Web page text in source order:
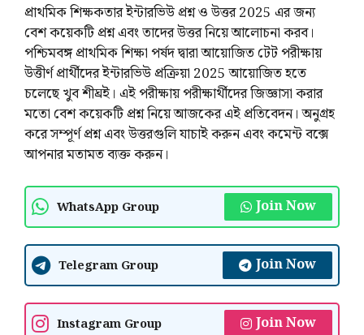
প্রাথমিক শিক্ষকতার ইন্টারভিউ প্রশ্ন ও উত্তর 2025 এর জন্য
বেশ কয়েকটি প্রশ্ন এবং তাদের উত্তর নিয়ে আলোচনা করব।
পশ্চিমবঙ্গ প্রাথমিক শিক্ষা পর্ষদ দ্বারা আয়োজিত টেট পরীক্ষায়
উত্তীর্ণ প্রার্থীদের ইন্টারভিউ প্রক্রিয়া 2025 আয়োজিত হতে
চলেছে খুব শীঘ্রই। এই পরীক্ষায় পরীক্ষার্থীদের জিজ্ঞাসা করার
মতো বেশ কয়েকটি প্রশ্ন নিয়ে আজকের এই প্রতিবেদন। অনুগ্রহ
করে সম্পূর্ণ প্রশ্ন এবং উত্তরগুলি যাচাই করুন এবং কমেন্ট বক্সে
আপনার মতামত ব্যক্ত করুন।
WhatsApp Group Join Now
Telegram Group Join Now
Instagram Group Join Now